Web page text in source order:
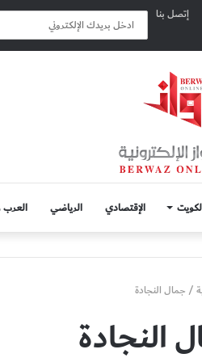
إتصل بنا
الإقتصادي الرياضي العرب
/جمال النجادة
النجادة